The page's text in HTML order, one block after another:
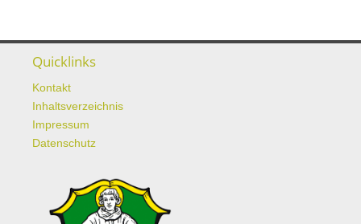
Quicklinks
Kontakt
Inhaltsverzeichnis
Impressum
Datenschutz